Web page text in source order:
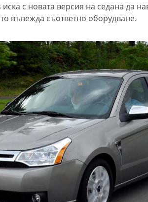
с новата версия на седана да
въвежда съответно оборудване.